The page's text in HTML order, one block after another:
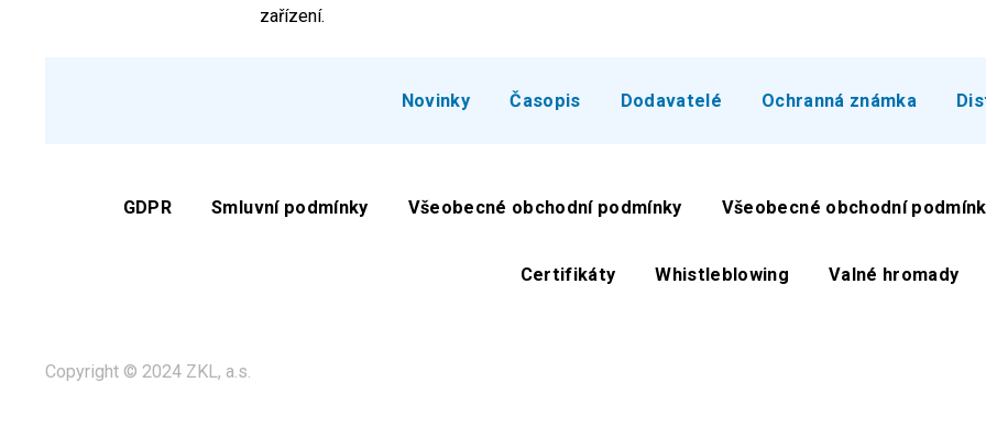
zařízení.
Novinky Časopis Dodavatelé Ochranná známka
GDPR Smluvní podmínky Všeobecné obchodní podmínky Všeobecné obchodní
Certifikáty Whistleblowing Valné hromady
Copyright © 2024 ZKL, a.s.